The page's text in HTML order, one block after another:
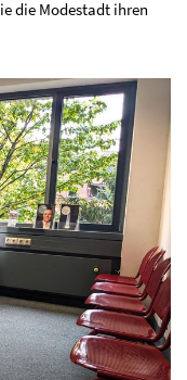
die Modestadt ihren